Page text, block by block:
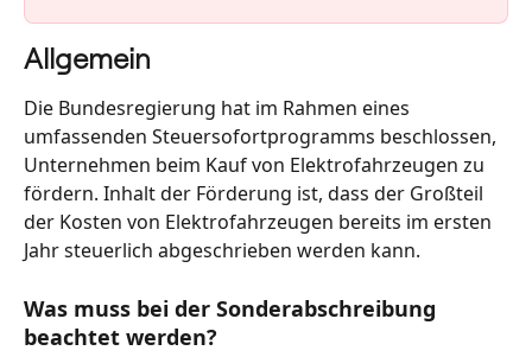
Allgemein
Die Bundesregierung hat im Rahmen eines
umfassenden Steuersofortprogramms beschlossen,
Unternehmen beim Kauf von Elektrofahrzeugen zu
fördern. Inhalt der Förderung ist, dass der Großteil
der Kosten von Elektrofahrzeugen bereits im ersten
Jahr steuerlich abgeschrieben werden kann.
Was muss bei der Sonderabschreibung
beachtet werden?